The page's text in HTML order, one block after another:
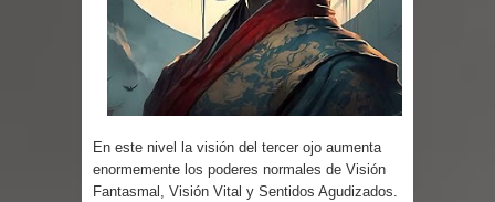
Parte 05: Los Horrores del Infierno
Parte 04: Oídos Sordos
Parte 03: La Traición
Parte 02: Vuelve el Hijo Prodigo
En este nivel la visión del tercer ojo aumenta
enormemente los poderes normales de Visión
Fantasmal, Visión Vital y Sentidos Agudizados.